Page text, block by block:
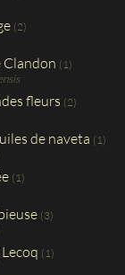
(2)
Clandon (1)
fleurs (2)
de naveta (1)
(1)
(3)
(1)